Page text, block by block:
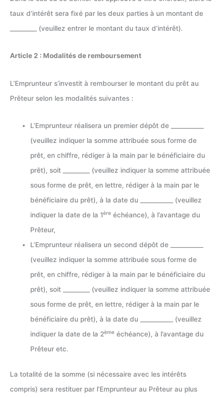
taux d’intérêt sera fixé par les deux parties à un montant de
_________ (veuillez entrer le montant du taux d’intérêt).
Article 2 : Modalités de remboursement
L’Emprunteur s’investit à rembourser le montant du prêt au
Prêteur selon les modalités suivantes :
L’Emprunteur réalisera un premier dépôt de ___________
(veuillez indiquer la somme attribuée sous forme de
prêt, en chiffre, rédiger à la main par le bénéficiaire du
prêt), soit _________ (veuillez indiquer la somme attribuée
sous forme de prêt, en lettre, rédiger à la main par le
bénéficiaire du prêt), à la date du ___________ (veuillez
indiquer la date de la 1ère échéance), à l’avantage du
Prêteur,
L’Emprunteur réalisera un second dépôt de ___________
(veuillez indiquer la somme attribuée sous forme de
prêt, en chiffre, rédiger à la main par le bénéficiaire du
prêt), soit _________ (veuillez indiquer la somme attribuée
sous forme de prêt, en lettre, rédiger à la main par le
bénéficiaire du prêt), à la date du ___________ (veuillez
indiquer la date de la 2ème échéance), à l’avantage du
Prêteur etc.
La totalité de la somme (si nécessaire avec les intérêts
compris) sera restituer par l’Emprunteur au Prêteur au plus